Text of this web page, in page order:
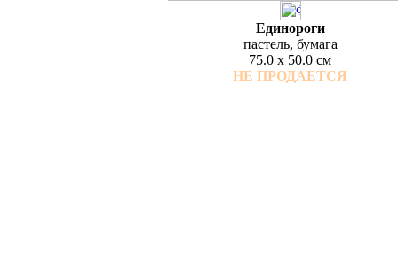
Единороги
пастель, бумага
75.0 x 50.0 см
НЕ ПРОДАЕТСЯ